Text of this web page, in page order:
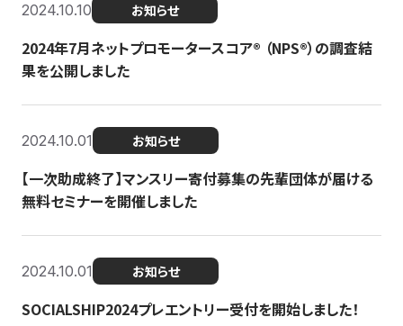
2024.10.10 お知らせ
2024年7月ネットプロモータースコア®︎ （NPS®︎）の調査結
果を公開しました
2024.10.01 お知らせ
【一次助成終了】マンスリー寄付募集の先輩団体が届ける
無料セミナーを開催しました
2024.10.01 お知らせ
SOCIALSHIP2024プレエントリー受付を開始しました！